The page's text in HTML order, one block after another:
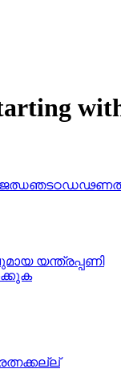
ജഝഞടഠഡഢണ
യന്ത്രപ്പണി